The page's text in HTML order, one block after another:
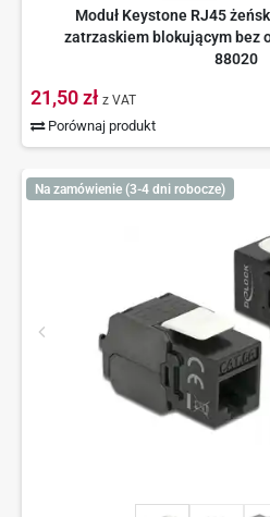
Moduł Keystone RJ45
zatrzaskiem blokującym bez
88020
21,50 zł z VAT
Porównaj produkt
Na zamówienie (3-4 dni robocze)